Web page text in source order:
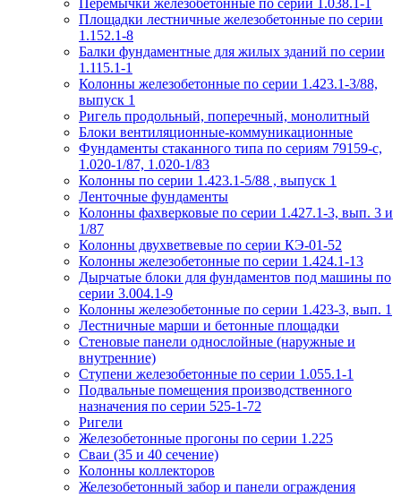
Перемычки железобетонные по серии 1.038.1-1
Площадки лестничные железобетонные по серии
1.152.1-8
Балки фундаментные для жилых зданий по серии
1.115.1-1
Колонны железобетонные по серии 1.423.1-3/88,
выпуск 1
Ригель продольный, поперечный, монолитный
Блоки вентиляционные-коммуникационные
Фундаменты стаканного типа по сериям 79159-с,
1.020-1/87, 1.020-1/83
Колонны по серии 1.423.1-5/88 , выпуск 1
Ленточные фундаменты
Колонны фахверковые по серии 1.427.1-3, вып. 3 и
1/87
Колонны двухветвевые по серии КЭ-01-52
Колонны железобетонные по серии 1.424.1-13
Дырчатые блоки для фундаментов под машины по
серии 3.004.1-9
Колонны железобетонные по серии 1.423-3, вып. 1
Лестничные марши и бетонные площадки
Стеновые панели однослойные (наружные и
внутренние)
Ступени железобетонные по серии 1.055.1-1
Подвальные помещения производственного
назначения по серии 525-1-72
Ригели
Железобетонные прогоны по серии 1.225
Сваи (35 и 40 сечение)
Колонны коллекторов
Железобетонный забор и панели ограждения